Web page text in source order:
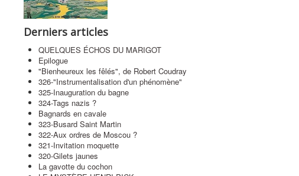
Derniers articles
QUELQUES ÉCHOS DU MARIGOT
Epilogue
"Bienheureux les fêlés", de Robert Coudray
326-"Instrumentalisation d'un phénomène"
325-Inauguration du bagne
324-Tags nazis ?
Bagnards en cavale
323-Busard Saint Martin
322-Aux ordres de Moscou ?
321-Invitation moquette
320-Gilets jaunes
La gavotte du cochon